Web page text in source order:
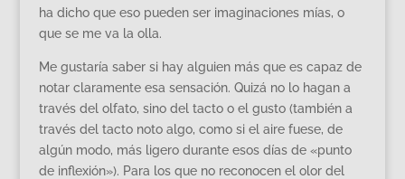
ha dicho que eso pueden ser imaginaciones mías, o
que se me va la olla.
Me gustaría saber si hay alguien más que es capaz de
notar claramente esa sensación. Quizá no lo hagan a
través del olfato, sino del tacto o el gusto (también a
través del tacto noto algo, como si el aire fuese, de
algún modo, más ligero durante esos días de «punto
de inflexión»). Para los que no reconocen el olor del